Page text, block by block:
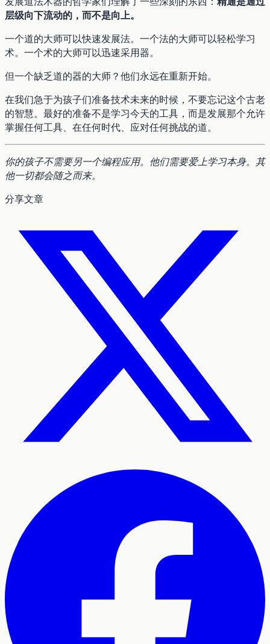
层级向下流动的，而不是向上。
一个道的大师可以快速发展法。一个法的大师可以轻松学习
术。一个术的大师可以迅速采用器。
但一个缺乏道的器的大师？他们永远在重新开始。
在我们急于为孩子们准备技术未来的时候，不要忘记这个古老
的智慧。最好的准备不是学习今天的工具，而是发展那个允许
掌握任何工具、在任何时代、应对任何挑战的道。
你的孩子不需要另一个编程应用。他们需要爱上学习本身。其
他一切都会随之而来。
分享文章